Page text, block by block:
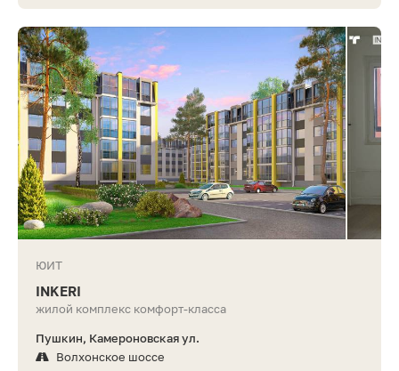
ЮИТ
INKERI
жилой комплекс комфорт-класса
Пушкин, Камероновская ул.
Волхонское шоссе